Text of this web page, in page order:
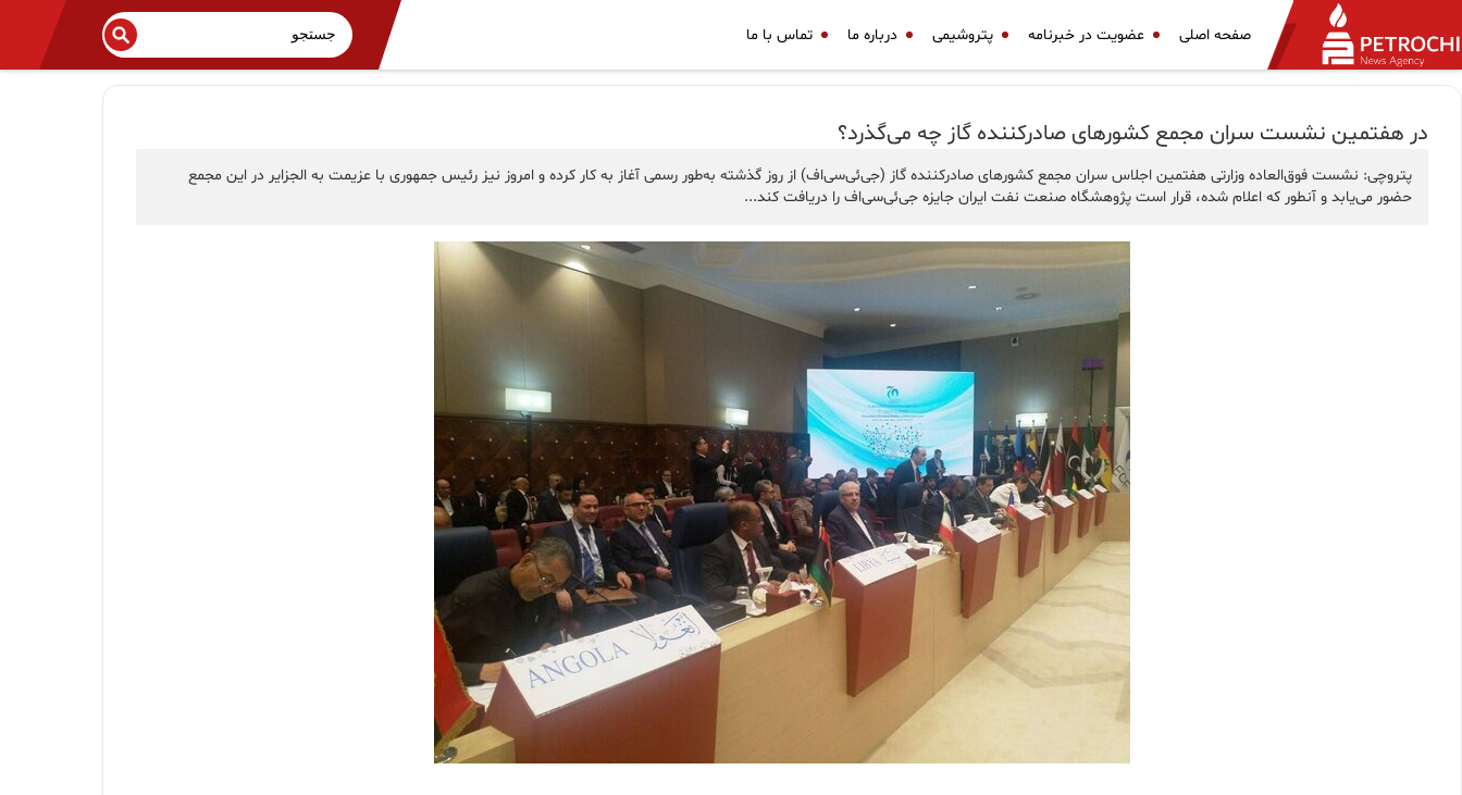
صفحه اصلی عضویت در خبرنامه پتروشیمی درباره ما تماس با ما
در هفتمین نشست سران مجمع کشورهای صادرکننده گاز چه می‌گذرد؟
پتروچی: نشست فوق‌العاده وزارتی هفتمین اجلاس سران مجمع کشورهای صادرکننده گاز (جی‌ئی‌سی‌اف) از روز گذشته به‌طور رسمی آغاز به کار کرده و امروز نیز رئیس جمهوری با عزیمت به الجزایر در این مجمع
حضور می‌یابد و آنطور که اعلام شده، قرار است پژوهشگاه صنعت نفت ایران جایزه جی‌ئی‌سی‌اف را دریافت کند...